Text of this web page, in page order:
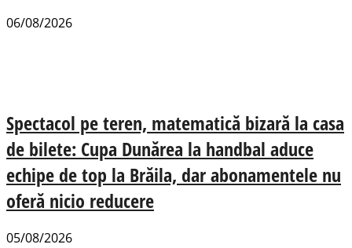
06/08/2026
Spectacol pe teren, matematică bizară la casa
de bilete: Cupa Dunărea la handbal aduce
echipe de top la Brăila, dar abonamentele nu
oferă nicio reducere
05/08/2026